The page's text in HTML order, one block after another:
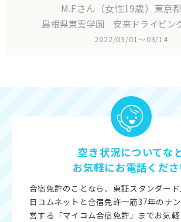
M.Fさん（女性19歳）東京
島根県東雲学園 安来ドライビン
2022/03/01〜03/14
空き状況についてな
お気軽にお電話くだ
合宿免許のことなら、東証スタンダー
日コムネットと合宿免許一筋37年のナ
営する「マイコム合宿免許」までお気